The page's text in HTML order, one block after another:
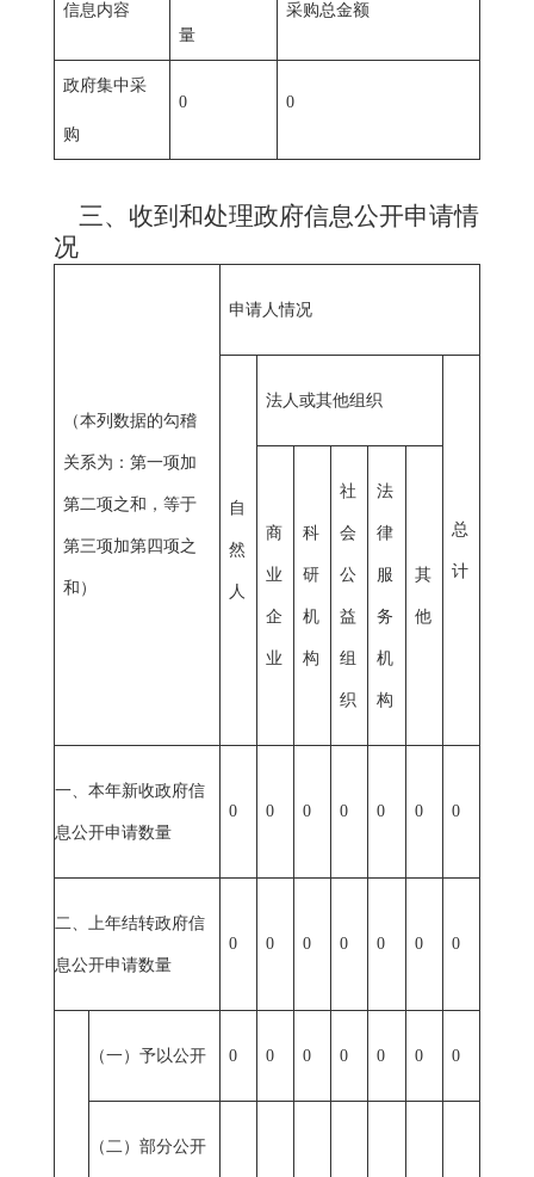
信息内容
量
采购总金额
政府集中采
购
0 0
三、收到和处理政府信息公开申请情
况
（本列数据的勾稽
关系为：第一项加
第二项之和，等于
第三项加第四项之
和）
申请人情况
自
然
人
法人或其他组织
总
计
商
业
企
业
科
研
机
构
社
会
公
益
组
织
法
律
服
务
机
构
其
他
一、本年新收政府信
息公开申请数量
0 0 0 0 0 0 0
二、上年结转政府信
息公开申请数量
0 0 0 0 0 0 0
（一）予以公开 0 0 0 0 0 0 0
（二）部分公开